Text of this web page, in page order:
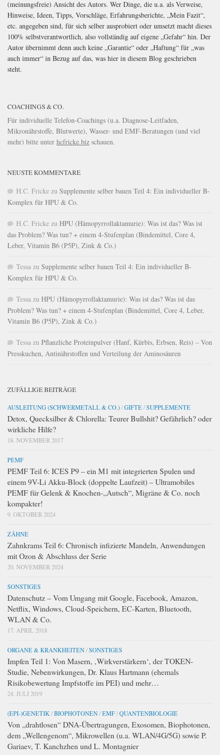
(meinungsfreie) Ansicht des Autors. Wer Dinge, die u.a. als Verweise,
Hinweise, Ideen, Tipps, Vorschläge, Erfahrungsberichte, „Mein Fazit“,
etc. angegeben sind, für sich selber ausprobiert oder umsetzt macht dieses
100% selbstverantwortlich, also vollständig auf eigene „Gefahr“ hin. Der
Autor übernimmt denn auch keine „Garantie“ oder „Haftung“ für „was
auch immer“ in Bezug auf das, was hier in diesem Blog geschrieben
steht.
COACHINGS & CO.
Für individuelle Telefon-Coachings (u.a. Diagnose-Leitfaden,
Mikronährstoffe, Blutwerte), Wasser- und EMF-Beratungen (und viel
mehr) bitte unter hcfricke.biz schauen.
NEUSTE KOMMENTARE
H.C. Fricke zu Supplemente selber bauen Teil 4: Ein individueller B-
Komplex für HPU & Co.
H.C. Fricke zu HPU (Hämopyrrollaktamurie): Was ist das? Was ist
das Problem? Was tun? + einem 4-Stufenplan (Bindemittel, Core 4,
Leber, Vitamin B6 (P5P), Zink & Co.)
Tessa zu Supplemente selber bauen Teil 4: Ein individueller B-
Komplex für HPU & Co.
Tessa zu HPU (Hämopyrrollaktamurie): Was ist das? Was ist das
Problem? Was tun? + einem 4-Stufenplan (Bindemittel, Core 4, Leber,
Vitamin B6 (P5P), Zink & Co.)
Tessa zu Pflanzliche Proteinpulver (Hanf, Kürbis, Erbsen, Reis) – Von
Presskuchen, Antinährstoffen und Verteilung der Aminosäuren
ZUFÄLLIGE BEITRÄGE
AUSLEITUNG (SCHWERMETALL & CO.)/GIFTE/SUPPLEMENTE
Detox, Quecksilber & Chlorella: Teurer Bullshit? Gefährlich? oder
wirkliche Hilfe?
18. NOVEMBER 2017
PEMF
PEMF Teil 6: ICES P9 – ein M1 mit integrierten Spulen und
einem 9V-Li Akku-Block (doppelte Laufzeit) – Ultramobiles
PEMF für Gelenk & Knochen-„Autsch“, Migräne & Co. noch
kompakter!
9. OKTOBER 2024
ZÄHNE
Zahnkrams Teil 6: Chronisch infizierte Mandeln, Anwendungen
mit Ozon & Abschluss der Serie
20. NOVEMBER 2024
SONSTIGES
Datenschutz – Vom Umgang mit Google, Facebook, Amazon,
Netflix, Windows, Cloud-Speichern, EC-Karten, Bluetooth,
WLAN & Co.
17. APRIL 2018
ORGANE & KRANKHEITEN/SONSTIGES
Impfen Teil 1: Von Masern, ‚Wirkverstärkern‘, der TOKEN-
Studie, Nebenwirkungen, Dr. Klaus Hartmann (ehemals
Risikobewertung Impfstoffe im PEI) und mehr…
24. JULI 2019
(EPI-)GENETIK /BIOPHOTONEN/EMF/QUANTENBIOLOGIE
Von „drahtlosen“ DNA-Übertragungen, Exosomen, Biophotonen,
dem „Wellengenom“, Mikrowellen (u.a. WLAN/4G/5G) sowie P.
Gariaev, T. Kanchzhen und L. Montagnier